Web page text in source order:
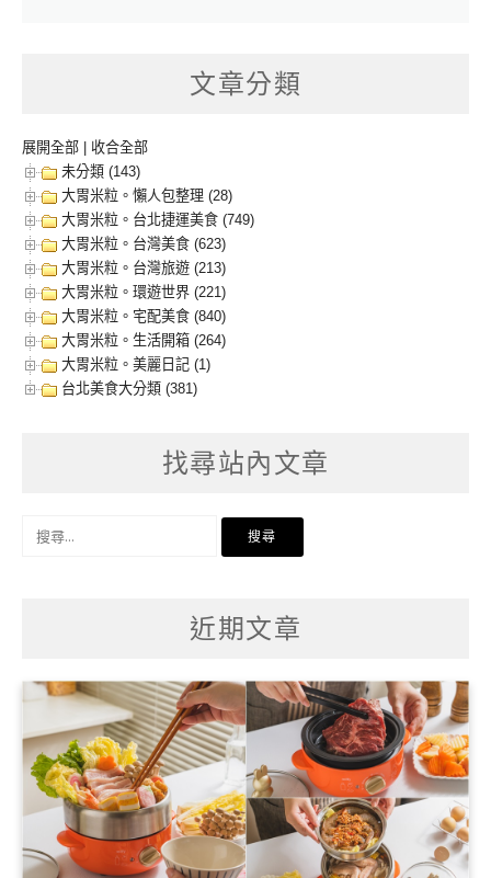
文章分類
展開全部
收合全部
未分類 (143)
大胃米粒。懶人包整理 (28)
大胃米粒。台北捷運美食 (749)
大胃米粒。台灣美食 (623)
大胃米粒。台灣旅遊 (213)
大胃米粒。環遊世界 (221)
大胃米粒。宅配美食 (840)
大胃米粒。生活開箱 (264)
大胃米粒。美麗日記 (1)
台北美食大分類 (381)
找尋站內文章
近期文章